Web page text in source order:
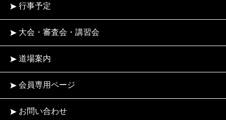
行事予定
大会・審査会・講習会
道場案内
会員専用ページ
お問い合わせ